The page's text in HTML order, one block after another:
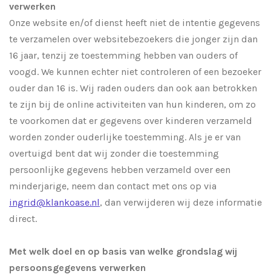
verwerken
Onze website en/of dienst heeft niet de intentie gegevens
te verzamelen over websitebezoekers die jonger zijn dan
16 jaar, tenzij ze toestemming hebben van ouders of
voogd. We kunnen echter niet controleren of een bezoeker
ouder dan 16 is. Wij raden ouders dan ook aan betrokken
te zijn bij de online activiteiten van hun kinderen, om zo
te voorkomen dat er gegevens over kinderen verzameld
worden zonder ouderlijke toestemming. Als je er van
overtuigd bent dat wij zonder die toestemming
persoonlijke gegevens hebben verzameld over een
minderjarige, neem dan contact met ons op via
ingrid@klankoase.nl, dan verwijderen wij deze informatie
direct.
Met welk doel en op basis van welke grondslag wij
persoonsgegevens verwerken